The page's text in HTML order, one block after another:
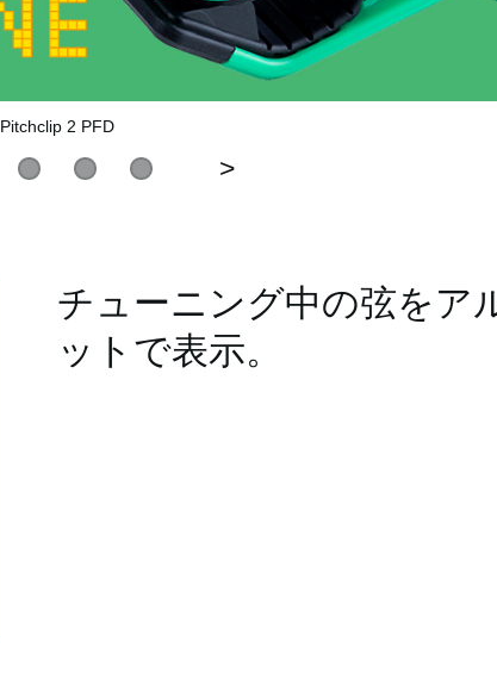
Pitchclip 2 PFD
>
チューニング中の弦をア
ットで表示。